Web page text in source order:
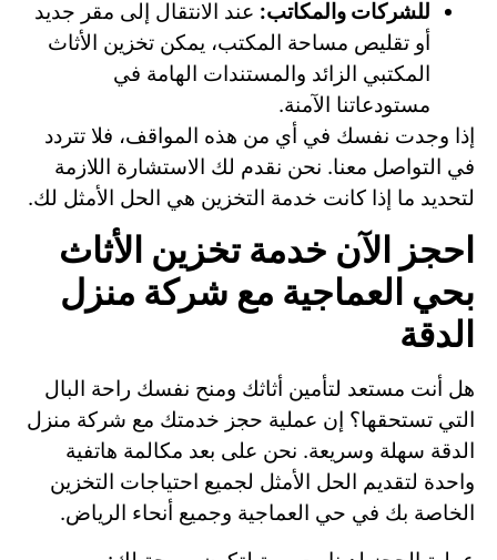
للشركات والمكاتب: عند الانتقال إلى مقر جديد
أو تقليص مساحة المكتب، يمكن تخزين الأثاث
المكتبي الزائد والمستندات الهامة في
مستودعاتنا الآمنة.
إذا وجدت نفسك في أي من هذه المواقف، فلا تتردد
في التواصل معنا. نحن نقدم لك الاستشارة اللازمة
لتحديد ما إذا كانت خدمة التخزين هي الحل الأمثل لك.
احجز الآن خدمة تخزين الأثاث
بحي العماجية مع شركة منزل
الدقة
هل أنت مستعد لتأمين أثاثك ومنح نفسك راحة البال
التي تستحقها؟ إن عملية حجز خدمتك مع شركة منزل
الدقة سهلة وسريعة. نحن على بعد مكالمة هاتفية
واحدة لتقديم الحل الأمثل لجميع احتياجات التخزين
الخاصة بك في حي العماجية وجميع أنحاء الرياض.